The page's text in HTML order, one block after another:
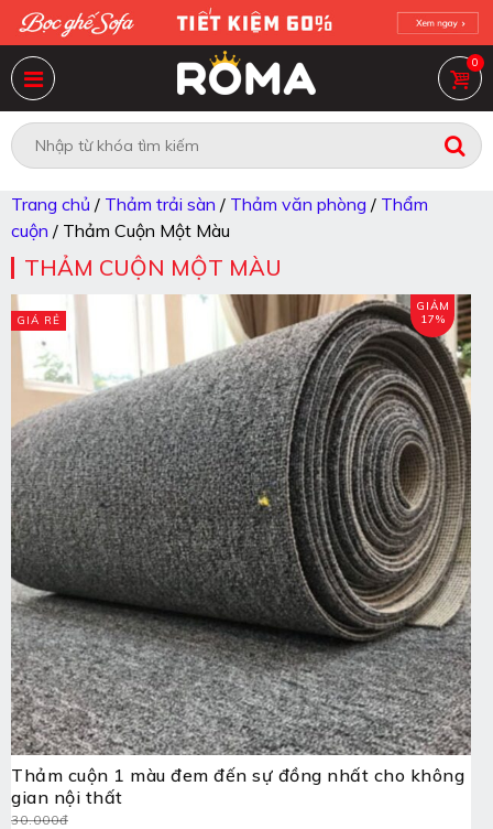
0
Trang chủ / Thảm trải sàn / Thảm văn phòng / Thẩm
cuộn / Thảm Cuộn Một Màu
THẢM CUỘN MỘT MÀU
GIÁ RẺ
GIẢM
17%
Thảm cuộn 1 màu đem đến sự đồng nhất cho không
gian nội thất
30.000đ